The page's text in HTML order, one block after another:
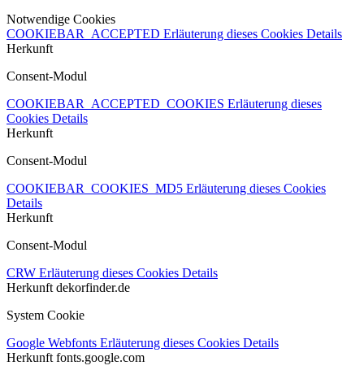
Notwendige Cookies
COOKIEBAR_ACCEPTED Erläuterung dieses Cookies Details
Herkunft
Consent-Modul
COOKIEBAR_ACCEPTED_COOKIES Erläuterung dieses
Cookies Details
Herkunft
Consent-Modul
COOKIEBAR_COOKIES_MD5 Erläuterung dieses Cookies
Details
Herkunft
Consent-Modul
CRW Erläuterung dieses Cookies Details
Herkunft dekorfinder.de
System Cookie
Google Webfonts Erläuterung dieses Cookies Details
Herkunft fonts.google.com